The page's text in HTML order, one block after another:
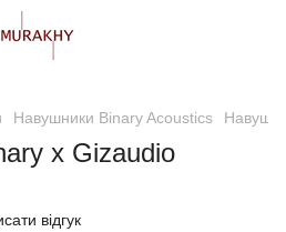
Навушники Binary Acoustics
х Gizaudio
відгук